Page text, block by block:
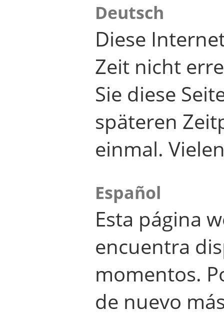
Deutsch
Diese
Zeit nicht
Sie diese
späteren
einmal.
Español
Esta página
encuentra
momentos.
de nuevo